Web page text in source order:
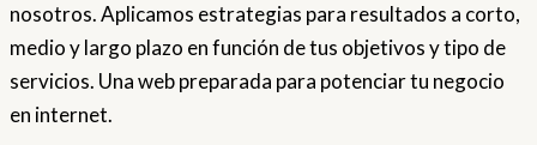
nosotros. Aplicamos estrategias para resultados a corto,
medio y largo plazo en función de tus objetivos y tipo de
servicios. Una web preparada para potenciar tu negocio
en internet.